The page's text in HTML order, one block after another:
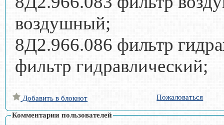
воздушный;
8Д2.966.086 фильтр
фильтр гидравлический;
Добавить в блокнот Пожаловаться
Комментарии пользователей